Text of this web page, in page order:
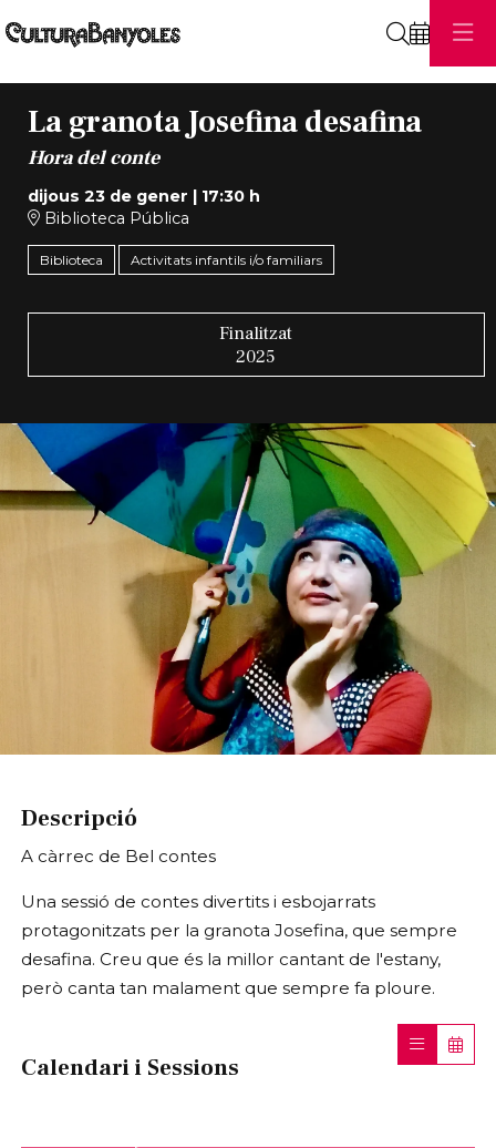
La granota Josefina desafina
Hora del conte
dijous 23 de gener | 17:30 h
Biblioteca Pública
Biblioteca Activitats infantils i/o familiars
Finalitzat
2025
Descripció
A càrrec de Bel contes
Una sessió de contes divertits i esbojarrats
protagonitzats per la granota Josefina, que sempre
desafina. Creu que és la millor cantant de l'estany,
però canta tan malament que sempre fa ploure.
Calendari i Sessions